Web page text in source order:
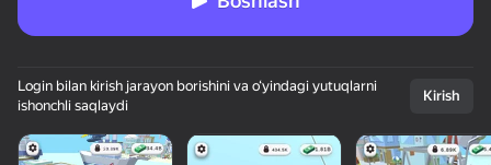
Login bilan kirish jarayon borishini va o‘yindagi yutuqlarni
ishonchli saqlaydi
Kirish